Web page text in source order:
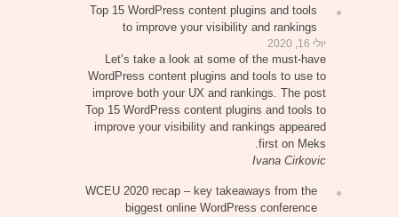
Top 15 WordPress content plugins and tools
to improve your visibility and rankings
יולי 16, 2020
Let’s take a look at some of the must-have
WordPress content plugins and tools to use to
improve both your UX and rankings. The post
Top 15 WordPress content plugins and tools to
improve your visibility and rankings appeared
first on Meks.
Ivana Cirkovic
WCEU 2020 recap – key takeaways from the
biggest online WordPress conference